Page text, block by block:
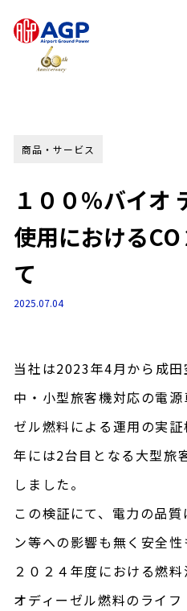
商品・サービス
１００％バイオ
使用における
て
2025.07.04
当社は2023年4月から成
中・小型旅客機対応の電
ゼル燃料による運用の実
年には2台目となる大型旅
しました。
この検証にて、電力の品
ン等への影響も無く安全性
２０２４年度における燃
オディーゼル燃料のライ